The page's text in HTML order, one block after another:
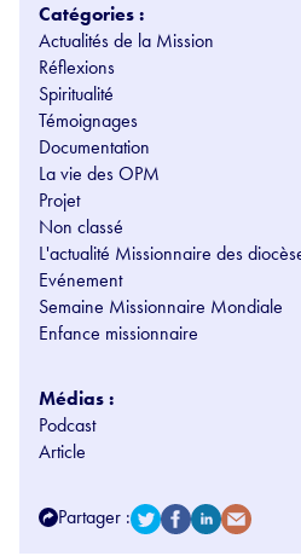
Catégories :
Actualités de la Mission
Réflexions
Spiritualité
Témoignages
Documentation
La vie des OPM
Projet
Non classé
L'actualité Missionnaire des
Evénement
Semaine Missionnaire Mondiale
Enfance missionnaire
Médias :
Podcast
Article
Partager :